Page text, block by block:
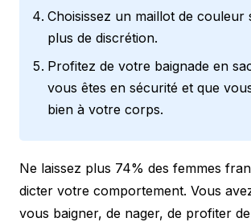
Choisissez un maillot de
plus de discrétion.
Profitez de votre baignade en
vous êtes en sécurité et que
bien à votre corps.
Ne laissez plus 74% des femmes
dicter votre comportement. Vous
vous baigner, de nager, de profiter